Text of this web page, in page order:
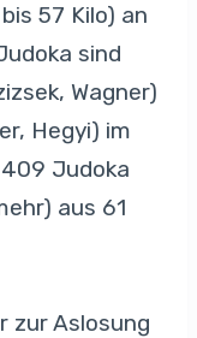
57 Kilo) an
sind
Wagner)
Hegyi) im
Judoka
aus 61
zur Aslosung